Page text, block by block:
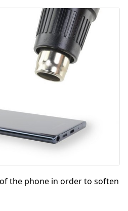
Publier un commentaire
the phone in order to soften